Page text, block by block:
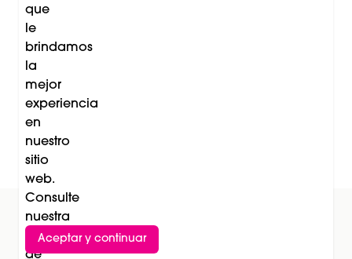
Suscríbete al newsletter
que
le
brindamos
la
mejor
experiencia
en
nuestro
sitio
web.
Consulte
nuestra
Política
de
Aceptar y continuar